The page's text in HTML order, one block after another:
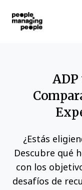
¿Estás
Descubre qué
con los
desafíos de